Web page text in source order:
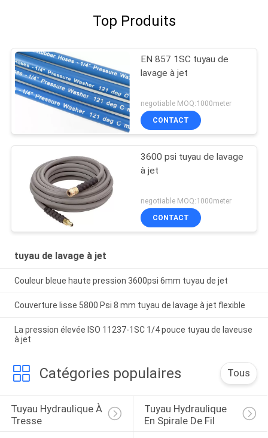
Top Produits
EN 857 1SC tuyau de
lavage à jet
negotiable MOQ:1000meter
CONTACT
3600 psi tuyau de lavage
à jet
negotiable MOQ:1000meter
CONTACT
tuyau de lavage à jet
Couleur bleue haute pression 3600psi 6mm tuyau de jet
Couverture lisse 5800 Psi 8 mm tuyau de lavage à jet flexible
La pression élevée ISO 11237-1SC 1/4 pouce tuyau de laveuse
à jet
Catégories populaires Tous
Tuyau Hydraulique À
Tresse
Tuyau Hydraulique
En Spirale De Fil